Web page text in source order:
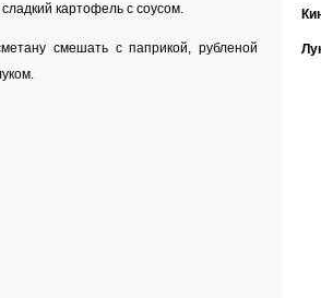
картофель с соусом.
смешать с паприкой, рубленой